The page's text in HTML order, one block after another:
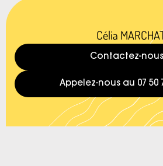
Célia
Contactez-nous
Appelez-nous au 07 50